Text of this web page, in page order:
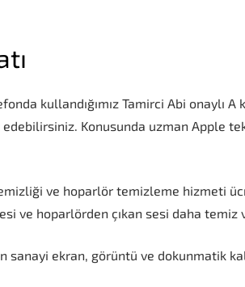
kullandığımız Tamirci Abi onaylı
edebilirsiniz. Konusunda uzman Apple
ve hoparlör temizleme hizmeti
ve hoparlörden çıkan sesi daha temiz
ekran, görüntü ve dokunmatik